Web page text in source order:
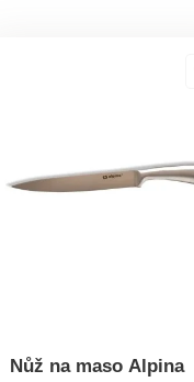
Nůž na maso Alpina